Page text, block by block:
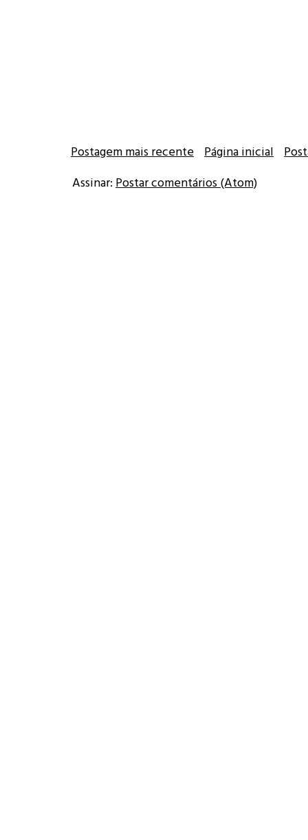
Postagem mais recente Página inicial
Assinar: Postar comentários (Atom)